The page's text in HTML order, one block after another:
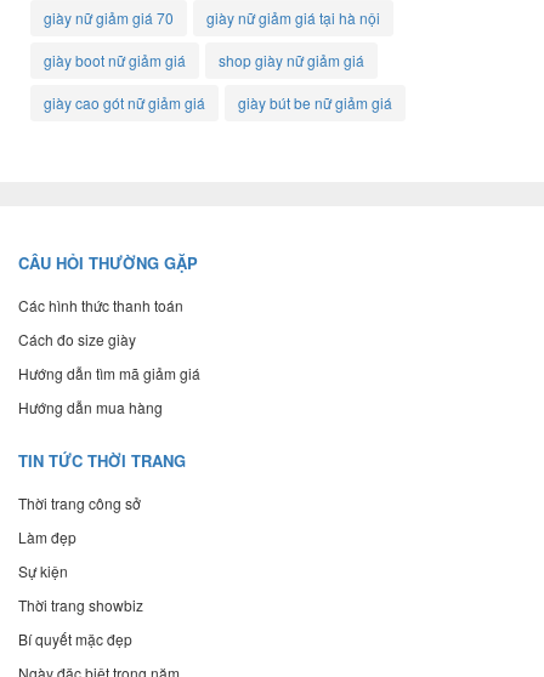
giày nữ giảm giá 70 giày nữ giảm giá tại hà nội
giày boot nữ giảm giá shop giày nữ giảm giá
giày cao gót nữ giảm giá giày bút be nữ giảm giá
CÂU HỎI THƯỜNG GẶP
Các hình thức thanh toán
Cách đo size giày
Hướng dẫn tìm mã giảm giá
Hướng dẫn mua hàng
TIN TỨC THỜI TRANG
Thời trang công sở
Làm đẹp
Sự kiện
Thời trang showbiz
Bí quyết mặc đẹp